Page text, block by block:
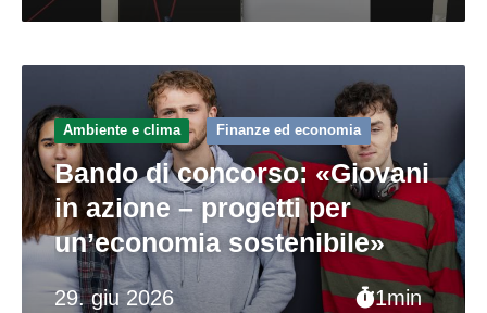
29. giu 2026 1min
Ambiente e clima Finanze ed economia
Bando di concorso: «Giovani
in azione – progetti per
un’economia sostenibile»